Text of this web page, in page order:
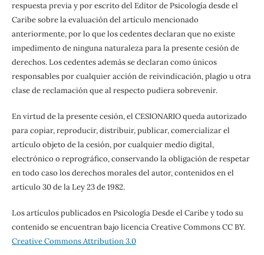
respuesta previa y por escrito del Editor de Psicología desde el
Caribe sobre la evaluación del artículo mencionado
anteriormente, por lo que los cedentes declaran que no existe
impedimento de ninguna naturaleza para la presente cesión de
derechos. Los cedentes además se declaran como únicos
responsables por cualquier acción de reivindicación, plagio u otra
clase de reclamación que al respecto pudiera sobrevenir.
En virtud de la presente cesión, el CESIONARIO queda autorizado
para copiar, reproducir, distribuir, publicar, comercializar el
artículo objeto de la cesión, por cualquier medio digital,
electrónico o reprográfico, conservando la obligación de respetar
en todo caso los derechos morales del autor, contenidos en el
artículo 30 de la Ley 23 de 1982.
Los artículos publicados en Psicología Desde el Caribe y todo su
contenido se encuentran bajo licencia Creative Commons CC BY.
Creative Commons Attribution 3.0